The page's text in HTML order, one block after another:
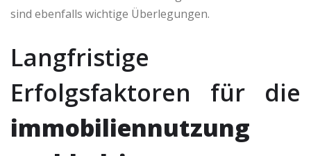
sind ebenfalls wichtige Überlegungen.
Langfristige
Erfolgsfaktoren für die
immobiliennutzung